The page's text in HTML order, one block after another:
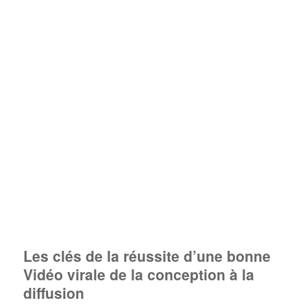
Les clés de la réussite d’une bonne
Vidéo virale de la conception à la
diffusion